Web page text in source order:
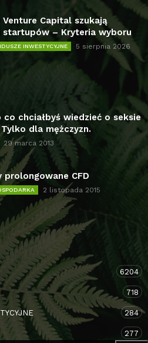
Venture Capital szukają
startupów – Kryteria wyboru
INWESTYCYJNE 5 sierpnia 2026
co chciałbyś wiedzieć o seksie
dla mężczyzn.
29 marca 2013
prolongowane CFD
2 listopada 2015
6204
718
284
277